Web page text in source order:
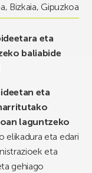
, Bizkaia,Gipuzkoa
eta
baliabide
eta
laguntzeko
elikadura eta edari
eta
gehiago